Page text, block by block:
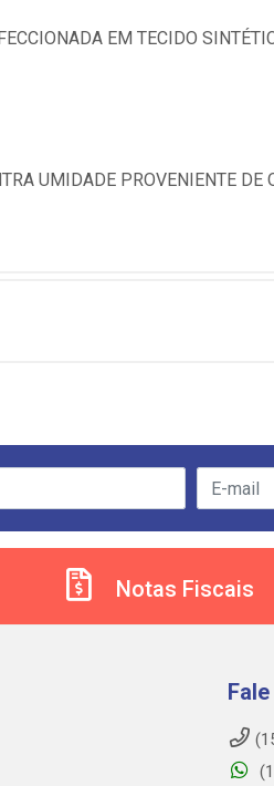
EM TECIDO
UMIDADE PROVENIENTE DE
Notas Fiscais